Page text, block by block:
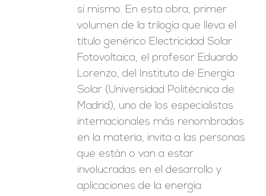
sí mismo. En esta obra, primer
volumen de la trilogía que lleva el
título genérico Electricidad Solar
Fotovoltaica, el profesor Eduardo
Lorenzo, del Instituto de Energía
Solar (Universidad Politécnica de
Madrid), uno de los especialistas
internacionales más renombrados
en la materia, invita a las personas
que están o van a estar
involucradas en el desarrollo y
aplicaciones de la energía